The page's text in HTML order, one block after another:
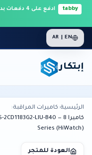
tabby
AR | EN
إبتكار
الرئيسية›كاميرات المراقبة›
Series (HiWatch)
العودة للمتجر